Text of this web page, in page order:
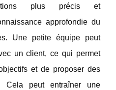
plus précis et
approfondie du
Une petite équipe peut
un client, ce qui permet
et de proposer des
Cela peut entraîner une